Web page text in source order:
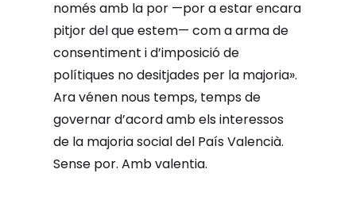
només amb la por —por a estar encara
pitjor del que estem— com a arma de
consentiment i d’imposició de
polítiques no desitjades per la majoria».
Ara vénen nous temps, temps de
governar d’acord amb els interessos
de la majoria social del País Valencià.
Sense por. Amb valentia.